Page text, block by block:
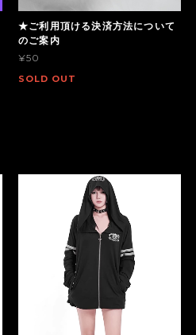
★ご利用頂ける決済方法について
のご案内
¥50
SOLD OUT